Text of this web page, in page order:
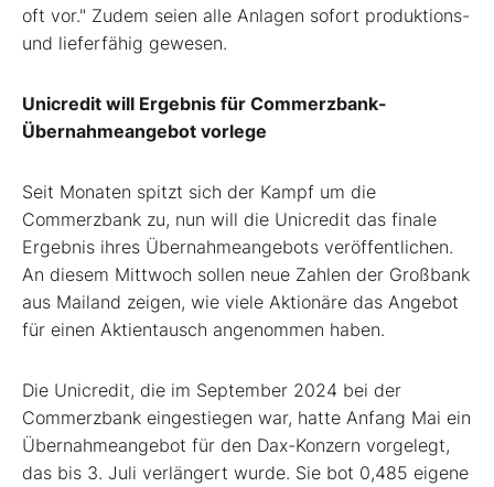
oft vor." Zudem seien alle Anlagen sofort produktions-
und lieferfähig gewesen.
Unicredit will Ergebnis für Commerzbank-
Übernahmeangebot vorlege
Seit Monaten spitzt sich der Kampf um die
Commerzbank zu, nun will die Unicredit das finale
Ergebnis ihres Übernahmeangebots veröffentlichen.
An diesem Mittwoch sollen neue Zahlen der Großbank
aus Mailand zeigen, wie viele Aktionäre das Angebot
für einen Aktientausch angenommen haben.
Die Unicredit, die im September 2024 bei der
Commerzbank eingestiegen war, hatte Anfang Mai ein
Übernahmeangebot für den Dax-Konzern vorgelegt,
das bis 3. Juli verlängert wurde. Sie bot 0,485 eigene